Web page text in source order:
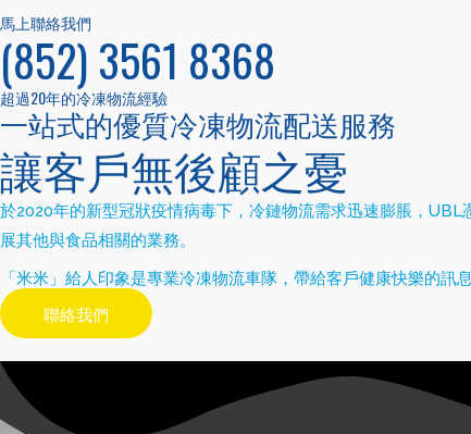
馬上聯絡我們
(852) 3561 8368
超過20年的冷凍物流經驗
一站式的優質冷凍物流配送服務
讓客戶無後顧之憂
於2020年的新型冠狀疫情病毒下，冷鏈物流需求迅速膨脹， UBL
展其他與食品相關的業務。
「米米」給人印象是專業冷凍物流車隊，帶給客戶健康快樂的
聯絡我們